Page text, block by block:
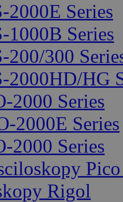
2000E Series
1000B Series
200/300
2000HD/HG
2000 Series
2000E Series
2000 Series
Rigol